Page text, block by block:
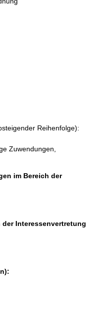
Reihenfolge):
Zuwendungen,
im Bereich der
Interessenvertretung